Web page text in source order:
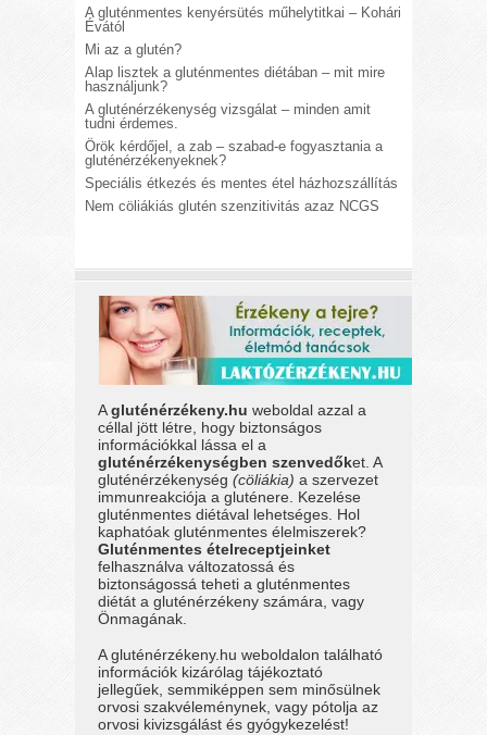
A gluténmentes kenyérsütés műhelytitkai – Kohári
Évától
Mi az a glutén?
Alap lisztek a gluténmentes diétában – mit mire
használjunk?
A gluténérzékenység vizsgálat – minden amit
tudni érdemes.
Örök kérdőjel, a zab – szabad-e fogyasztania a
gluténérzékenyeknek?
Speciális étkezés és mentes étel házhozszállítás
Nem cöliákiás glutén szenzitivitás azaz NCGS
Agluténérzékeny.hu weboldal azzal a
céllal jött létre, hogy biztonságos
információkkal lássa el a
gluténérzékenységben szenvedőket. A
gluténérzékenység(cöliákia) a szervezet
immunreakciója a gluténere. Kezelése
gluténmentes diétával lehetséges. Hol
kaphatóak gluténmentes élelmiszerek?
Gluténmentes ételreceptjeinket
felhasználva változatossá és
biztonságossá teheti a gluténmentes
diétát a gluténérzékeny számára, vagy
Önmagának.
A gluténérzékeny.hu weboldalon található
információk kizárólag tájékoztató
jellegűek, semmiképpen sem minősülnek
orvosi szakvéleménynek, vagy pótolja az
orvosi kivizsgálást és gyógykezelést!